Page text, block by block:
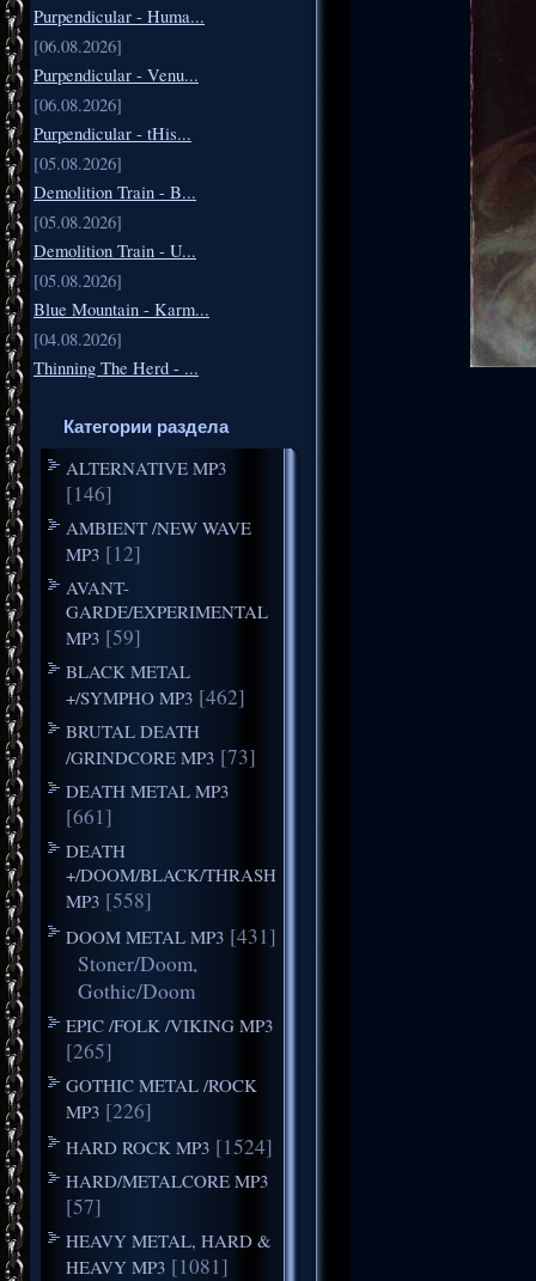
Purpendicular - Huma...
[06.08.2026]
Purpendicular - Venu...
[06.08.2026]
Purpendicular - tHis...
[05.08.2026]
Demolition Train - B...
[05.08.2026]
Demolition Train - U...
[05.08.2026]
Blue Mountain - Karm...
[04.08.2026]
Thinning The Herd - ...
Категории раздела
ALTERNATIVE MP3
[146]
AMBIENT /NEW WAVE
MP3 [12]
AVANT-
GARDE/EXPERIMENTAL
MP3 [59]
BLACK METAL
+/SYMPHO MP3 [462]
BRUTAL DEATH
/GRINDCORE MP3 [73]
DEATH METAL MP3
[661]
DEATH
+/DOOM/BLACK/THRASH
MP3 [558]
DOOM METAL MP3 [431]
Stoner/Doom,
Gothic/Doom
EPIC /FOLK /VIKING MP3
[265]
GOTHIC METAL /ROCK
MP3 [226]
HARD ROCK MP3 [1524]
HARD/METALCORE MP3
[57]
HEAVY METAL, HARD &
HEAVY MP3 [1081]